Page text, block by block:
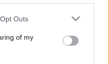
uses one or more Google
You may click to
and its third-party tags to
purposes in below Google
Outs
of my